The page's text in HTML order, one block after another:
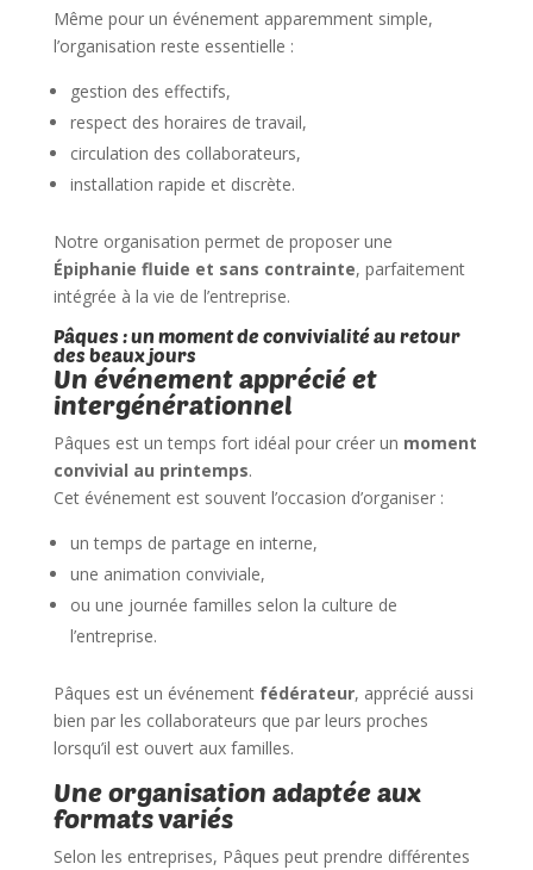
Même pour un événement apparemment simple,
l’organisation reste essentielle :
gestion des effectifs,
respect des horaires de travail,
circulation des collaborateurs,
installation rapide et discrète.
Notre organisation permet de proposer une
Épiphanie fluide et sans contrainte, parfaitement
intégrée à la vie de l’entreprise.
Pâques : un moment de convivialité au retour
des beaux jours
Un événement apprécié et
intergénérationnel
Pâques est un temps fort idéal pour créer un moment
convivial au printemps.
Cet événement est souvent l’occasion d’organiser :
un temps de partage en interne,
une animation conviviale,
ou une journée familles selon la culture de
l’entreprise.
Pâques est un événement fédérateur, apprécié aussi
bien par les collaborateurs que par leurs proches
lorsqu’il est ouvert aux familles.
Une organisation adaptée aux
formats variés
Selon les entreprises, Pâques peut prendre différentes